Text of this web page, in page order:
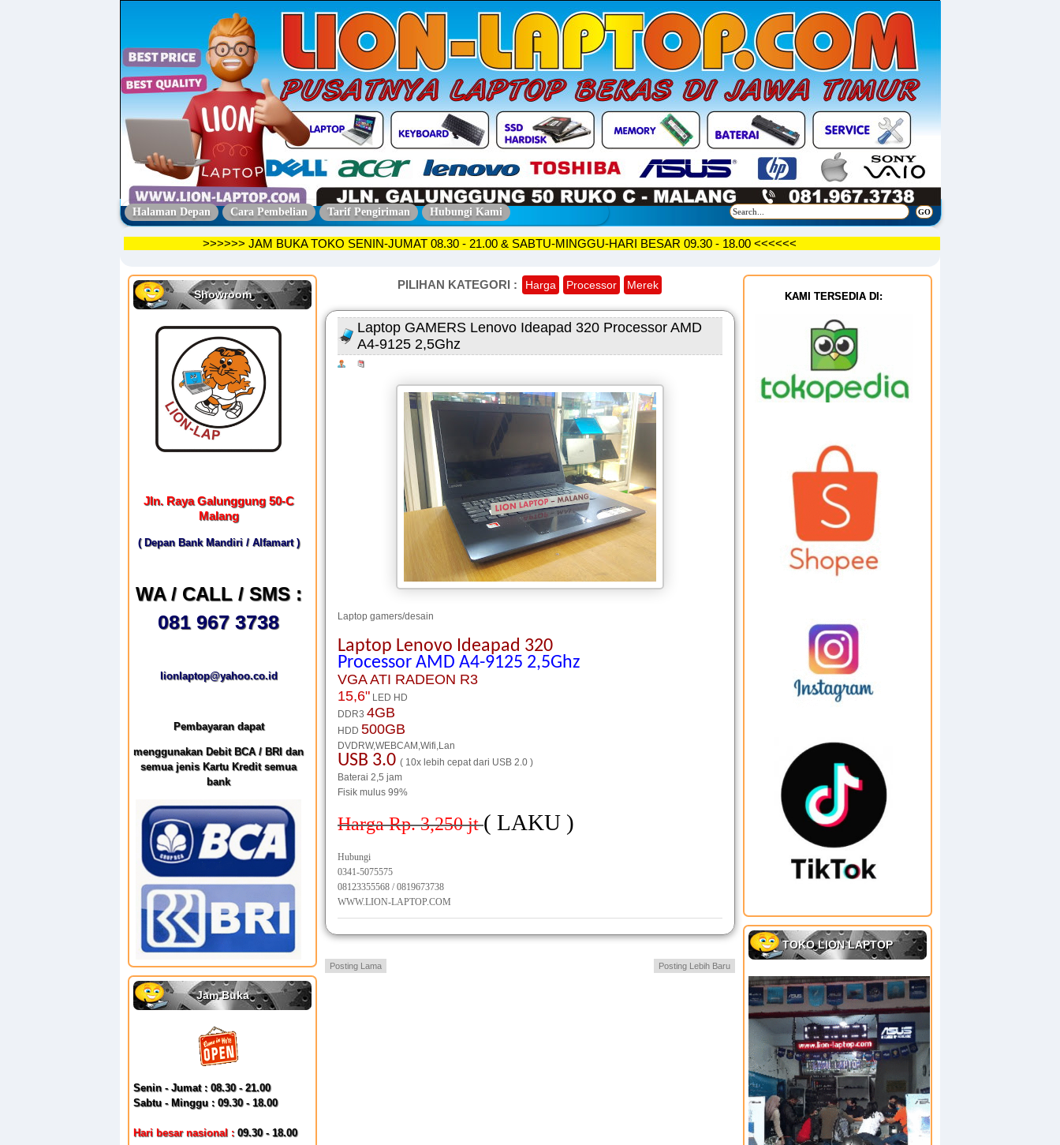
Halaman Depan Cara Pembelian Tarif Pengiriman Hubungi Kami
>>>>>> JAM BUKA TOKO SENIN-JUMAT 08.30 - 21.00 & SABTU-MINGGU-HARI BESAR 09.30 - 18.00 <<<<<<
Showroom
Jln. Raya Galunggung 50-C
Malang
( Depan Bank Mandiri / Alfamart )
WA / CALL / SMS :
081 967 3738
lionlaptop@yahoo.co.id
Pembayaran dapat
menggunakan Debit BCA / BRI dan
semua jenis Kartu Kredit semua
bank
Jam Buka
Senin - Jumat : 08.30 - 21.00
Sabtu - Minggu : 09.30 - 18.00
Hari besar nasional : 09.30 - 18.00
PILIHAN KATEGORI : Harga Processor Merek
Laptop GAMERS Lenovo Ideapad 320 Processor AMD
A4-9125 2,5Ghz
Laptop gamers/desain
Laptop Lenovo Ideapad 320
Processor AMD A4-9125 2,5Ghz
VGA ATI RADEON R3
15,6" LED HD
DDR3 4GB
HDD 500GB
DVDRW,WEBCAM,Wifi,Lan
USB 3.0 ( 10x lebih cepat dari USB 2.0 )
Baterai 2,5 jam
Fisik mulus 99%
Harga Rp. 3,250jt ( LAKU )
Hubungi
0341-5075575
08123355568 / 0819673738
WWW.LION-LAPTOP.COM
Posting Lebih Baru
Posting Lama
KAMI TERSEDIA DI:
TOKO LION LAPTOP